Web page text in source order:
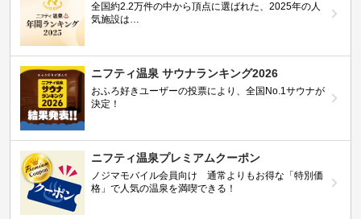
全国約2.2万件の中から頂点に選ばれた、2025年の人
気施設は…
ニフティ温泉 サウナランキング2026
おふろ好きユーザーの投票により、全国No.1サウナが
決定！
ニフティ温泉プレミアムクーポン
ノジマモバイル会員向け 通常よりもお得な「特別価
格」で人気の温泉を満喫できる！